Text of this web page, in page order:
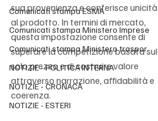
Comunicati stampa ESMA
Comunicati stampa Ministero Imprese
Comunicati stampa Ministero traspor
NOTIZIE - POLITICA INTERNA
NOTIZIE - CRONACA
NOTIZIE - ESTERI
sua provenienza e conferisce unicità
al prodotto. In termini di mercato,
questa impostazione consente di
superare la competizione basata sul
solo prezzo e di costruire valore
attraverso narrazione, affidabilità e
coerenza.